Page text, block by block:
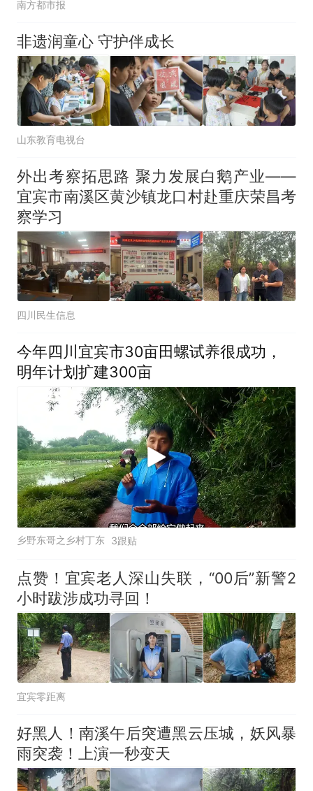
南方都市报
非遗润童心 守护伴成长
山东教育电视台
外出考察拓思路 聚力发展白鹅产业——
宜宾市南溪区黄沙镇龙口村赴重庆荣昌考
察学习
四川民生信息
今年四川宜宾市30亩田螺试养很成功，
明年计划扩建300亩
乡野东哥之乡村丁东 3跟贴
点赞！宜宾老人深山失联，“00后”新警2
小时跋涉成功寻回！
宜宾零距离
好黑人！南溪午后突遭黑云压城，妖风暴
雨突袭！上演一秒变天